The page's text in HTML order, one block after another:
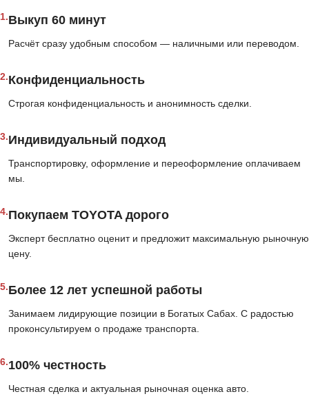
1.Выкуп 60 минут
Расчёт сразу удобным способом — наличными или переводом.
2.Конфиденциальность
Строгая конфиденциальность и анонимность сделки.
3.Индивидуальный подход
Транспортировку, оформление и переоформление оплачиваем
мы.
4.Покупаем TOYOTA дорого
Эксперт бесплатно оценит и предложит максимальную рыночную
цену.
5.Более 12 лет успешной работы
Занимаем лидирующие позиции в Богатых Сабах. С радостью
проконсультируем о продаже транспорта.
6.100% честность
Честная сделка и актуальная рыночная оценка авто.